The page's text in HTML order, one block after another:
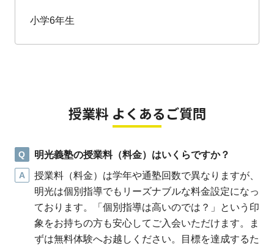
小学6年生
授業料 よくあるご質問
Q 明光義塾の授業料（料金）はいくらですか？
A
授業料（料金）は学年や通塾回数で異なりますが、
明光は個別指導でもリーズナブルな料金設定になっ
ております。「個別指導は高いのでは？」という印
象をお持ちの方も安心してご入会いただけます。ま
ずは無料体験へお越しください。目標を達成するた